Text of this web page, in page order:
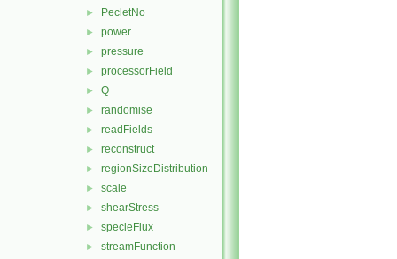
► PecletNo
► power
► pressure
► processorField
► Q
► randomise
► readFields
► reconstruct
► regionSizeDistribution
► scale
► shearStress
► specieFlux
► streamFunction